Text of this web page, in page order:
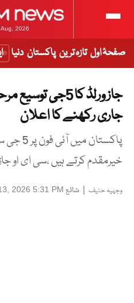
Aug, 2026
صفحۂ اول تازہ ترین پاکستان دنیا
جاز ورلڈ کا 5جی
جاری رکھنے کا اعلان
پاکستان
خیرمقدم کرتے ہیں ،سی ای او جاز
وجہیہ حنیف | شائع 2026 5:31 PM